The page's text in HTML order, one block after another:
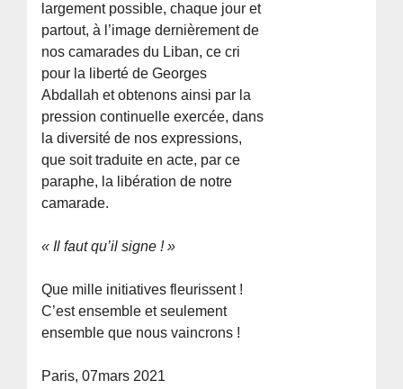
largement possible, chaque jour et
partout, à l’image dernièrement de
nos camarades du Liban, ce cri
pour la liberté de Georges
Abdallah et obtenons ainsi par la
pression continuelle exercée, dans
la diversité de nos expressions,
que soit traduite en acte, par ce
paraphe, la libération de notre
camarade.
« Il faut qu’il signe ! »
Que mille initiatives fleurissent !
C’est ensemble et seulement
ensemble que nous vaincrons !
Paris, 07mars 2021